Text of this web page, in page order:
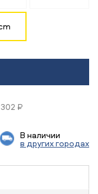
₽
В наличии
в других городах